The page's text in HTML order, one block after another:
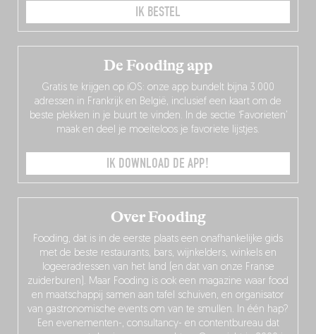
IK BESTEL
Over Fooding
Fooding, dat is in de eerste plaats een onafhankelijke gids
met de beste restaurants, bars, wijnkelders, winkels en
logeeradressen van het land (en dat van onze Franse
zuiderburen). Maar Fooding is ook een magazine waar food
en maatschappij samen aan tafel schuiven, en organisator
van gastronomische events om van te smullen. In één hap?
Een evenementen-, consultancy- en contentbureau dat
De Fooding app
Gratis te krijgen op iOS: onze app bundelt bijna 3.000
adressen in Frankrijk en België, inclusief een kaart om de
beste plekken in je buurt te vinden. In de sectie ‘Favorieten’
maak en deel je moeiteloos je favoriete lijstjes.
IK DOWNLOAD DE APP!